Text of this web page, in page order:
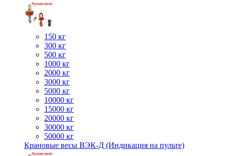
150 кг
300 кг
500 кг
1000 кг
2000 кг
3000 кг
5000 кг
10000 кг
15000 кг
20000 кг
30000 кг
50000 кг
Крановые весы ВЭК-Д (Индикация на пульте)